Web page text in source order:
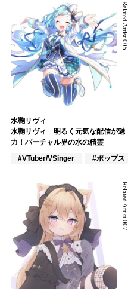
Related Artist 005
水鞠リヴィ
水鞠リヴィ 明るく元気な配信が魅
力！バーチャル界の水の精霊
#VTuber/VSinger
#ポップス
Related Artist 007